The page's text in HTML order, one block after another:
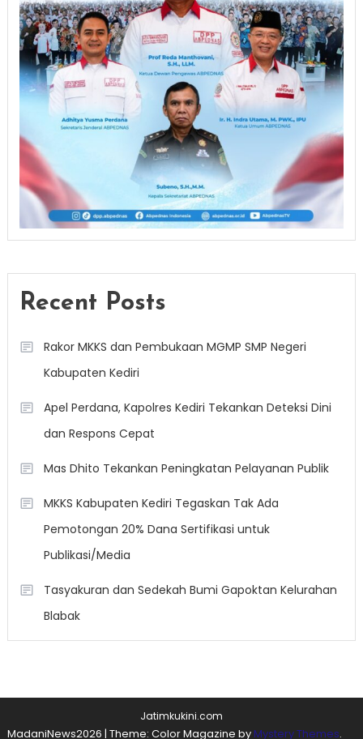
Recent Posts
Rakor MKKS dan Pembukaan MGMP SMP Negeri
Kabupaten Kediri
Apel Perdana, Kapolres Kediri Tekankan Deteksi Dini
dan Respons Cepat
Mas Dhito Tekankan Peningkatan Pelayanan Publik
MKKS Kabupaten Kediri Tegaskan Tak Ada
Pemotongan 20% Dana Sertifikasi untuk
Publikasi/Media
Tasyakuran dan Sedekah Bumi Gapoktan Kelurahan
Blabak
Jatimkukini.com
MadaniNews2026 | Theme: Color Magazine by Mystery Themes.